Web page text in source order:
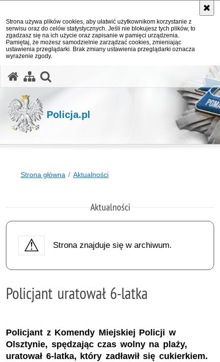
Strona używa plików cookies, aby ułatwić użytkownikom korzystanie z
serwisu oraz do celów statystycznych. Jeśli nie blokujesz tych plików, to
zgadzasz się na ich użycie oraz zapisanie w pamięci urządzenia.
Pamiętaj, że możesz samodzielnie zarządzać cookies, zmieniając
ustawienia przeglądarki. Brak zmiany ustawienia przeglądarki oznacza
wyrażenie zgody.
Policja.pl
Strona główna Aktualności
Aktualności
Strona znajduje się w archiwum.
Policjant uratował 6-latka
Policjant z Komendy Miejskiej Policji w
Olsztynie, spędzając czas wolny na plaży,
uratował 6-latka, który zadławił się cukierkiem.